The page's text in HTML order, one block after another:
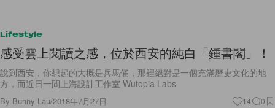
Lifestyle
感受雲上閱讀之感，位於西安的純白「鍾書閣」！
說到西安，你想起的大概是兵馬俑，那裡絕對是一個充滿歷史文化的地
方，而近日一間上海設計工作室 Wutopia Labs
By Bunny Lau/2018年7月27日 14 0